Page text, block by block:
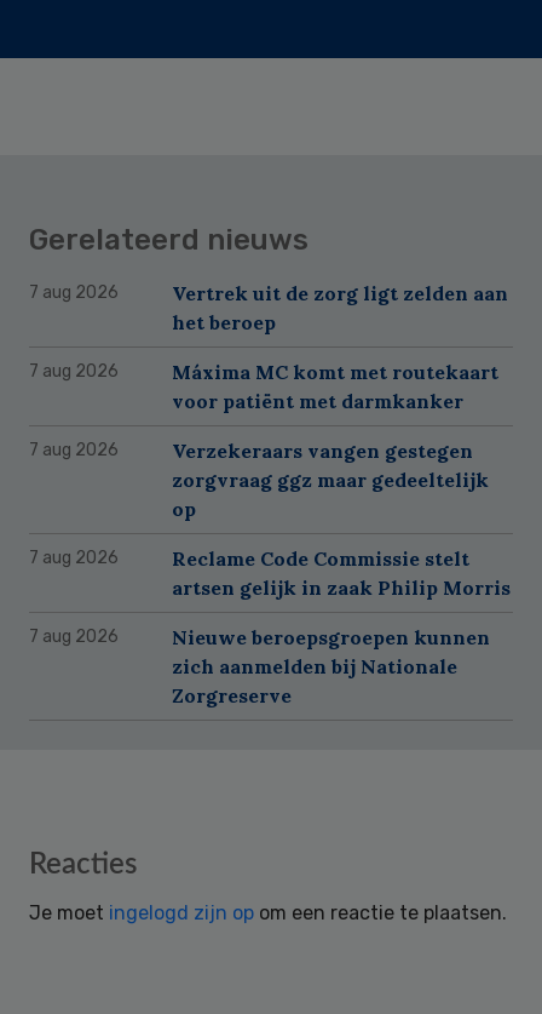
Gerelateerd nieuws
7 aug 2026
Vertrek uit de zorg ligt zelden aan
het beroep
7 aug 2026
Máxima MC komt met routekaart
voor patiënt met darmkanker
7 aug 2026
Verzekeraars vangen gestegen
zorgvraag ggz maar gedeeltelijk
op
7 aug 2026
Reclame Code Commissie stelt
artsen gelijk in zaak Philip Morris
7 aug 2026
Nieuwe beroepsgroepen kunnen
zich aanmelden bij Nationale
Zorgreserve
Reader
Reacties
Je moet ingelogd zijn op om een reactie te plaatsen.